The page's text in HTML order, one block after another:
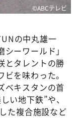
©️ABCテレビ
の中丸雄一
ーワールド」
とタレントの勝
を味わった。
ベキスタンの首
い地下鉄”や、
た複合施設など